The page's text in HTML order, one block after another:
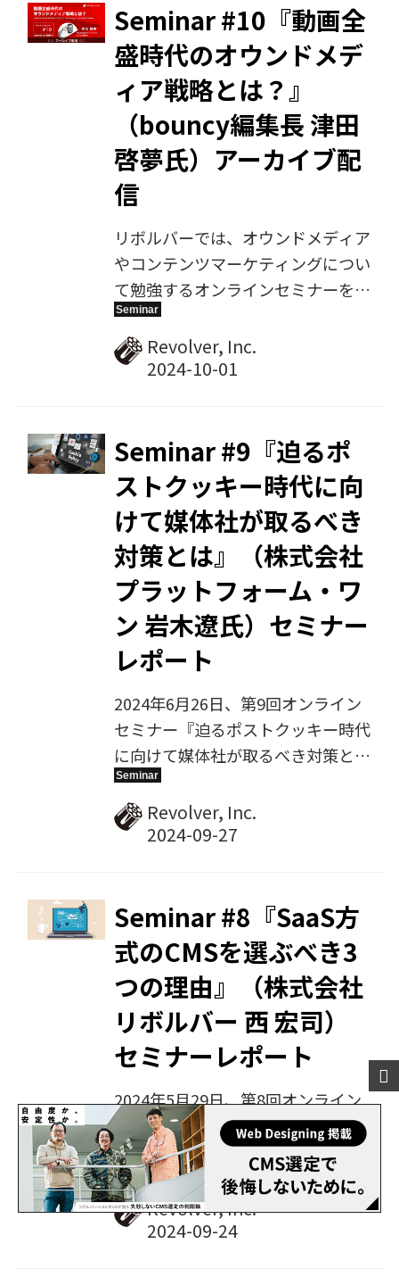
ディア運営』をテーマにお話しいた
だきます。
Seminar #10『動画全
盛時代のオウンドメデ
ィア戦略とは？』
（bouncy編集長 津田
啓夢氏）アーカイブ配
信
リボルバーでは、オウンドメディア
やコンテンツマーケティングについ
て勉強するオンラインセミナーを毎
月定期開催しています。2024年8月
28日に開催した第10回では、株式
会社朝日デジタルラボ bouncy編集
ディア戦略とは？ 〜月間5,000万再
生超えメディア『bouncy』に学ぶ
動画活用法〜」をテーマにご講演い
ただきました。その様子を、アーカ
イブ動画とレポート記事でお届けし
ます。
Revolver, Inc.
Seminar #9『迫るポ
ストクッキー時代に向
けて媒体社が取るべき
対策とは』（株式会社
プラットフォーム・ワ
ン 岩木遼氏）セミナー
レポート
2024年6月26日、第9回オンライン
セミナー『迫るポストクッキー時代
に向けて媒体社が取るべき対策と
は』を開催しました、ゲスト講師と
して登壇したのは、株式会社プラッ
トフォーム・ワンの岩木遼氏です。
向けた対応策について詳しく解説し
ました。本記事では、その講演内容
をレポート形式でお届けします。
Revolver, Inc.
Seminar #8『SaaS方
式のCMSを選ぶべき3
つの理由』（株式会社
リボルバー 西 宏司）
セミナーレポート
2024年5月29日、第8回オンライン
セミナー『SaaS方式のCMSを選ぶ
べき3つの理由』を開催しました。
今回はリボルバーの西 宏司が登
壇。企業がSaaS型のCMSを選ぶべ
き理由について、3つの観点から詳
Revolver, Inc.